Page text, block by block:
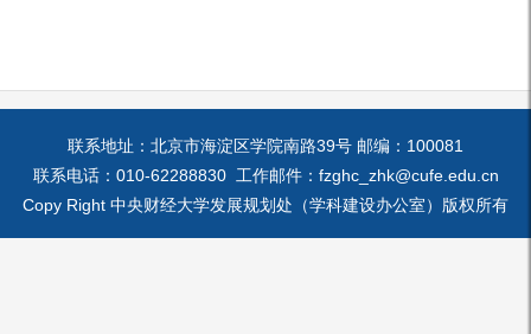
联系地址：北京市海淀区学院南路39号 邮编：100081
联系电话：010-62288830 工作邮件：fzghc_zhk@cufe.edu.cn
Copy Right 中央财经大学发展规划处（学科建设办公室）版权所有